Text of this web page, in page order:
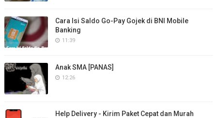
Cara Isi Saldo Go-Pay Gojek di BNI Mobile
Banking
11:39
Anak SMA [PANAS]
12:26
Help Delivery - Kirim Paket Cepat dan Murah